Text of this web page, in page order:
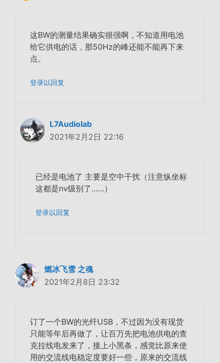
这BW的测量结果确实很强啊，不知道用电池
给它供电的话，那50Hz的峰还能不能再下来
点。
登录以回复
L7Audiolab
2021年2月2日 22:16
已经是电池了 主要是空中干扰（注意纵坐标
这都是nv级别了……）
登录以回复
燃冰飞雪 之魂
2021年2月8日 23:32
订了一个BW的光纤USB，不过因为没有现货
只能等年后再做了，让百万先把电池供电的查
克拉线电发来了，接上小黑条，感觉比原来使
用的交流线电稳定度要好一些，原来的交流线